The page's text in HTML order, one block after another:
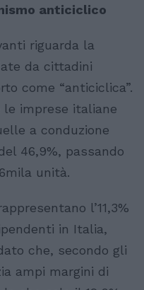
anticiclico
riguarda la
da cittadini
come “anticiclica”.
le imprese italiane
a conduzione
46,9%, passando
unità.
l’11,3%
in Italia,
che, secondo gli
ampi margini di